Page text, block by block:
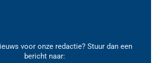
voor onze redactie? Stuur dan een
bericht naar: